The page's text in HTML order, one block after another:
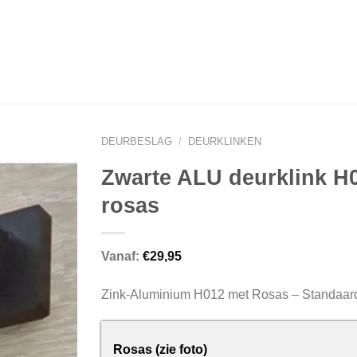
DEURBESLAG / DEURKLINKEN
Zwarte ALU deurklink
rosas
Vanaf: €29,95
Zink-Aluminium H012 met Rosas –
Rosas (zie foto)